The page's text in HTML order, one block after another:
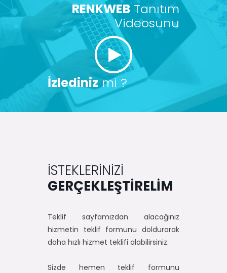
RENKWEBTanıtım
Videosunu
İzledinizmi ?
İSTEKLERİNİZİ
GERÇEKLEŞTİRELİM
Teklif sayfamızdan alacağınız
hizmetin teklif formunu doldurarak
daha hızlı hizmet teklifi alabilirsiniz.
Sizde hemen teklif formunu